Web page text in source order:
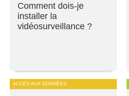
Comment dois-je
installer la
vidéosurveillance ?
ACCÈS AUX DONNÉES